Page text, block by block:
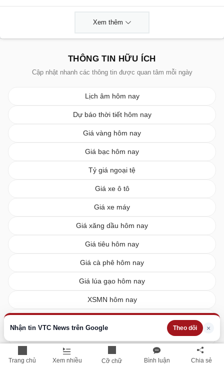
Trang chủ Xem nhiều Cỡ chữ Bình luận Chia sẻ
Nhận tin VTC News trên Google Theo dõi ×
Xem thêm
THÔNG TIN HỮU ÍCH
Cập nhật nhanh các thông tin được quan tâm mỗi ngày
Lịch âm hôm nay
Dự báo thời tiết hôm nay
Giá vàng hôm nay
Giá bạc hôm nay
Tỷ giá ngoại tệ
Giá xe ô tô
Giá xe máy
Giá xăng dầu hôm nay
Giá tiêu hôm nay
Giá cà phê hôm nay
Giá lúa gạo hôm nay
XSMN hôm nay
Vietlott hôm nay